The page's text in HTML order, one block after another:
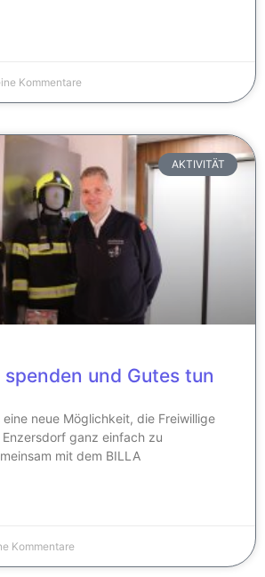
Kommentare
AKTIVITÄT
und Gutes tun
neue Möglichkeit, die Freiwillige
Enzersdorf ganz einfach zu
mit dem BILLA
Kommentare